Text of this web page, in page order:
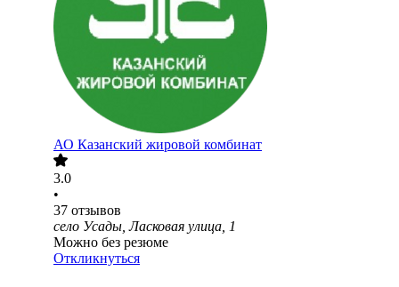
АО Казанский жировой комбинат
3.0
•
37 отзывов
село Усады, Ласковая улица, 1
Можно без резюме
Откликнуться